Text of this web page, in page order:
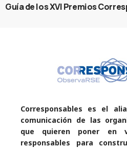
Guía de los XVI Premios
Corresponsables es el
comunicación de las
que quieren poner en
responsables para